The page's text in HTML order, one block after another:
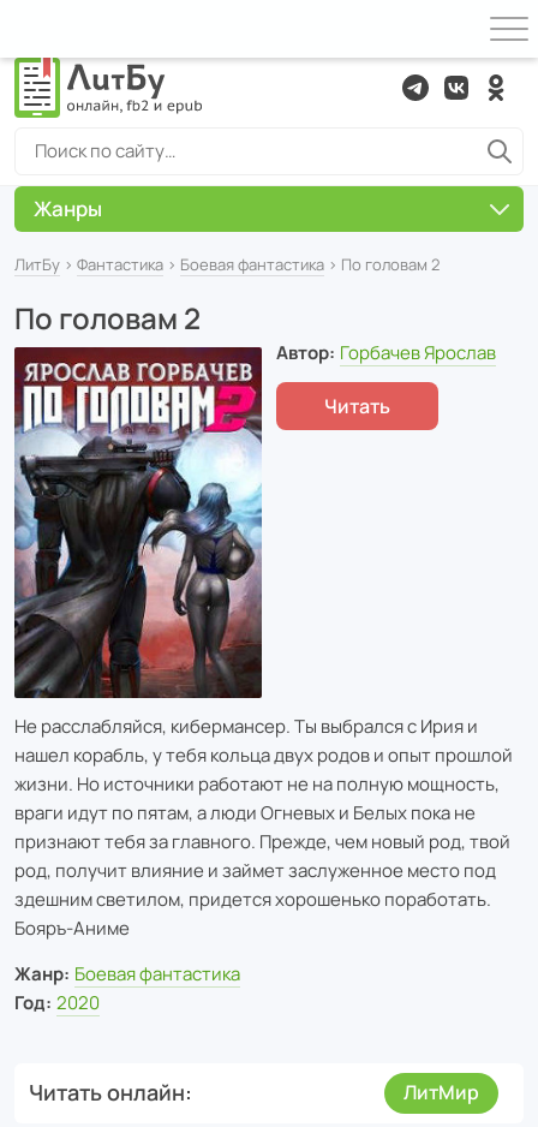
ЛитБу › Фантастика › Боевая фантастика › По головам 2
По головам 2
Автор: Горбачев Ярослав
Читать
Не расслабляйся, кибермансер. Ты выбрался с Ирия и
нашел корабль, у тебя кольца двух родов и опыт прошлой
жизни. Но источники работают не на полную мощность,
враги идут по пятам, а люди Огневых и Белых пока не
признают тебя за главного. Прежде, чем новый род, твой
род, получит влияние и займет заслуженное место под
здешним светилом, придется хорошенько поработать.
Бояръ-Аниме
Жанр: Боевая фантастика
Год: 2020
Читать онлайн ЛитМир
Жанры